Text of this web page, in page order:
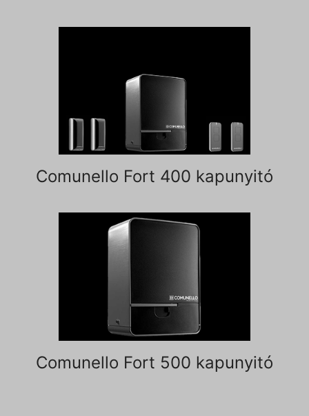
Comunello Fort 400 kapunyitó
Comunello Fort 500 kapunyitó